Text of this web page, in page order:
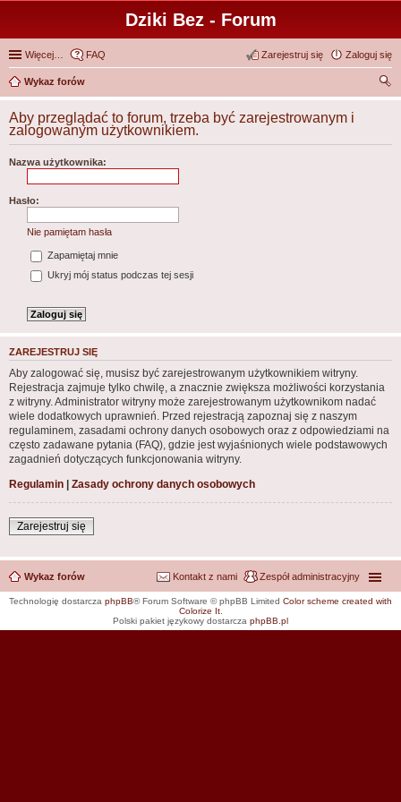
Dziki Bez - Forum
Więcej… FAQ Zaloguj się
Zarejestruj się
Wykaz forów
Aby przeglądać to forum, trzeba być zarejestrowanym i
zalogowanym użytkownikiem.
Nazwa użytkownika:
Hasło:
Nie pamiętam hasła
Zapamiętaj mnie
Ukryj mój status podczas tej sesji
ZAREJESTRUJ SIĘ
Aby zalogować się, musisz być zarejestrowanym użytkownikiem witryny.
Rejestracja zajmuje tylko chwilę, a znacznie zwiększa możliwości korzystania
z witryny. Administrator witryny może zarejestrowanym użytkownikom nadać
wiele dodatkowych uprawnień. Przed rejestracją zapoznaj się z naszym
regulaminem, zasadami ochrony danych osobowych oraz z odpowiedziami na
często zadawane pytania (FAQ), gdzie jest wyjaśnionych wiele podstawowych
zagadnień dotyczących funkcjonowania witryny.
Regulamin | Zasady ochrony danych osobowych
Zarejestruj się
Wykaz forów Zespół administracyjny
Kontakt z nami
Technologię dostarcza phpBB® Forum Software © phpBB Limited Color scheme created with
Colorize It.
Polski pakiet językowy dostarcza phpBB.pl